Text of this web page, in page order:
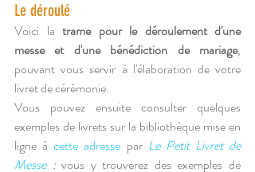
Le déroulé
Voici la trame pour le déroulement d'une
messe et d'une bénédiction de mariage,
pouvant vous servir à l'élaboration de votre
livret de cérémonie.
Vous pouvez ensuite consulter quelques
exemples de livrets sur la bibliothèque mise en
ligne à cette adresse par Le Petit Livret de
Messe : vous y trouverez des exemples de